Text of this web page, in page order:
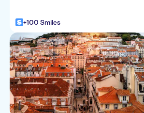
+100 Smiles